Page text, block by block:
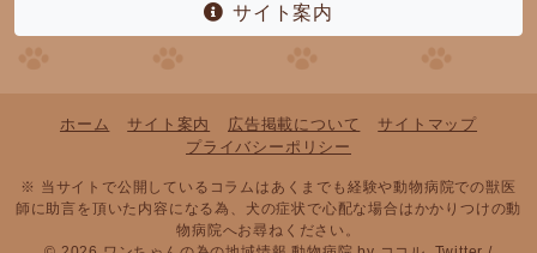
サイト案内
ホーム サイト案内 広告掲載について
サイトマップ
プライバシーポリシー
※ 当サイトで公開しているコラムはあくまでも経験や動物病院での獣医
師に助言を頂いた内容になる為、犬の症状で心配な場合はかかりつけの動
物病院へお尋ねください。